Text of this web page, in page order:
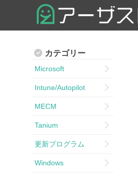
カテゴリー
Microsoft
Intune/Autopilot
MECM
Tanium
更新プログラム
Windows